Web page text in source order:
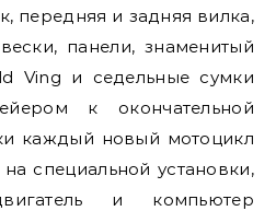
передняя и задняя вилка,
панели, знаменитый
Ving и седельные сумки
к окончательной
каждый новый мотоцикл
специальной установки,
и компьютер